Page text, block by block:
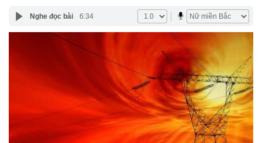
Nghe đọc bài 6:34